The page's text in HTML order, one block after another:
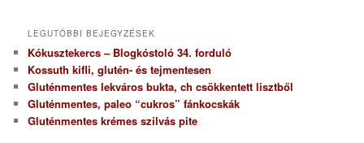
LEGUTÓBBI BEJEGYZÉSEK
Kókusztekercs – Blogkóstoló 34. forduló
Kossuth kifli, glutén- és tejmentesen
Gluténmentes lekváros bukta, ch csökkentett lisztből
Gluténmentes, paleo “cukros” fánkocskák
Gluténmentes krémes szilvás pite